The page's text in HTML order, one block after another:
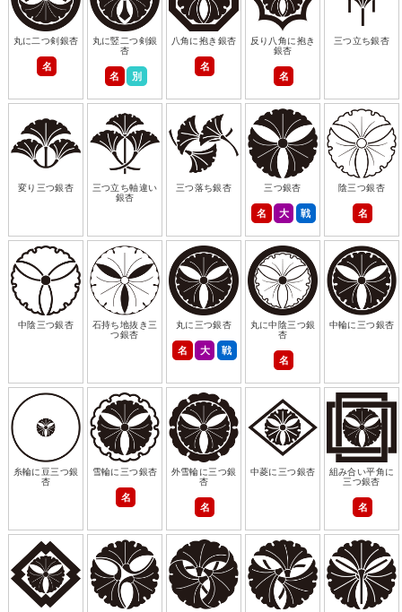
丸に二つ剣銀杏
名
丸に竪二つ剣銀
杏
名 別
八角に抱き銀杏
名
反り八角に抱き
銀杏
名
三つ立ち銀杏
変り三つ銀杏
三つ立ち軸違い
銀杏
三つ落ち銀杏 三つ銀杏
名 大 戦
陰三つ銀杏
名
中陰三つ銀杏
石持ち地抜き三
つ銀杏
丸に三つ銀杏
名 大 戦
丸に中陰三つ銀
杏
名
中輪に三つ銀杏
糸輪に豆三つ銀
杏
雪輪に三つ銀杏
名
外雪輪に三つ銀
杏
名
中菱に三つ銀杏
組み合い平角に
三つ銀杏
名